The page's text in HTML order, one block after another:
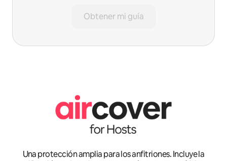
Obtener mi guía
Una protección amplia para los anfitriones. Incluye la